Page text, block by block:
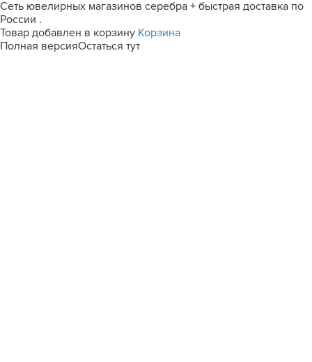
Сеть ювелирных магазинов серебра + быстрая доставка по
России .
Товар добавлен в корзину Корзина
Полная версияОстаться тут